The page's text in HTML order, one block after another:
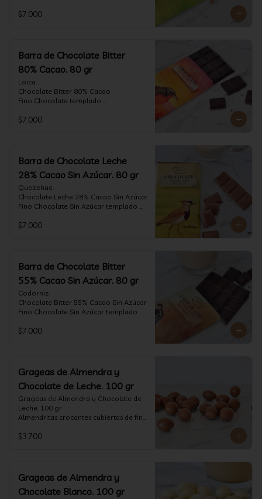
artesanalmente con Avellanas
con la textura y complemento de sabor
de las avellanas y sal.
Formato: tableta 80 gramos.
$7.000
Barra de Chocolate Bitter
80% Cacao. 80 gr
Loica.
Chocolate Bitter 80% Cacao
Fino Chocolate templado
de frutas rojas, zeste de pomelo y
$7.000
Barra de Chocolate Leche
28% Cacao Sin Azúcar. 80 gr
Queltehue.
Chocolate Leche 28% Cacao Sin Azúcar
Fino Chocolate Sin Azúcar templado
aterciopelado de frutas rojas y cacao
$7.000
Barra de Chocolate Bitter
55% Cacao Sin Azúcar. 80 gr
Codorniz.
Chocolate Bitter 55% Cacao Sin Azúcar
Fino Chocolate Sin Azúcar templado
aterciopelado de frutas rojas y cacao
$7.000
Grageas de Almendra y
Chocolate de Leche. 100 gr
Grageas de Almendra y Chocolate de
Leche. 100 gr
Almendritas crocantes cubiertas de fino
Formato: Bolsa 100 gramos
$3.700
Grageas de Almendra y
Chocolate Blanco. 100 gr